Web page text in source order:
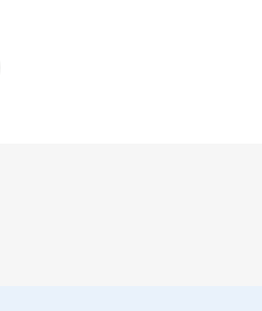
- erhvervs­økonomi og